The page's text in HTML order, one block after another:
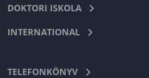
DOKTORI ISKOLA
INTERNATIONAL
TELEFONKÖNYV